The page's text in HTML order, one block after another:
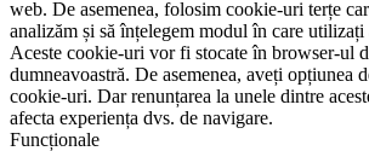
web. De asemenea, folosim cookie-uri terțe
analizăm și să înțelegem modul în care utilizați
Aceste cookie-uri vor fi stocate în browser-ul
dumneavoastră. De asemenea, aveți opțiunea
cookie-uri. Dar renunțarea la unele dintre
afecta experiența dvs. de navigare.
Funcționale